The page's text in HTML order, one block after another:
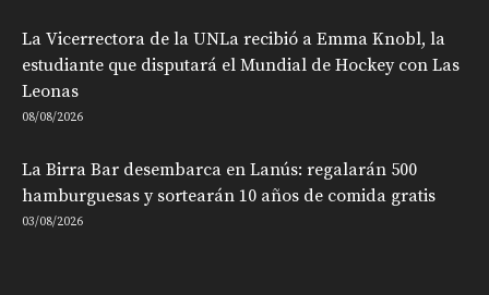
La Vicerrectora de la UNLa recibió a Emma Knobl, la
estudiante que disputará el Mundial de Hockey con Las
Leonas
08/08/2026
La Birra Bar desembarca en Lanús: regalarán 500
hamburguesas y sortearán 10 años de comida gratis
03/08/2026